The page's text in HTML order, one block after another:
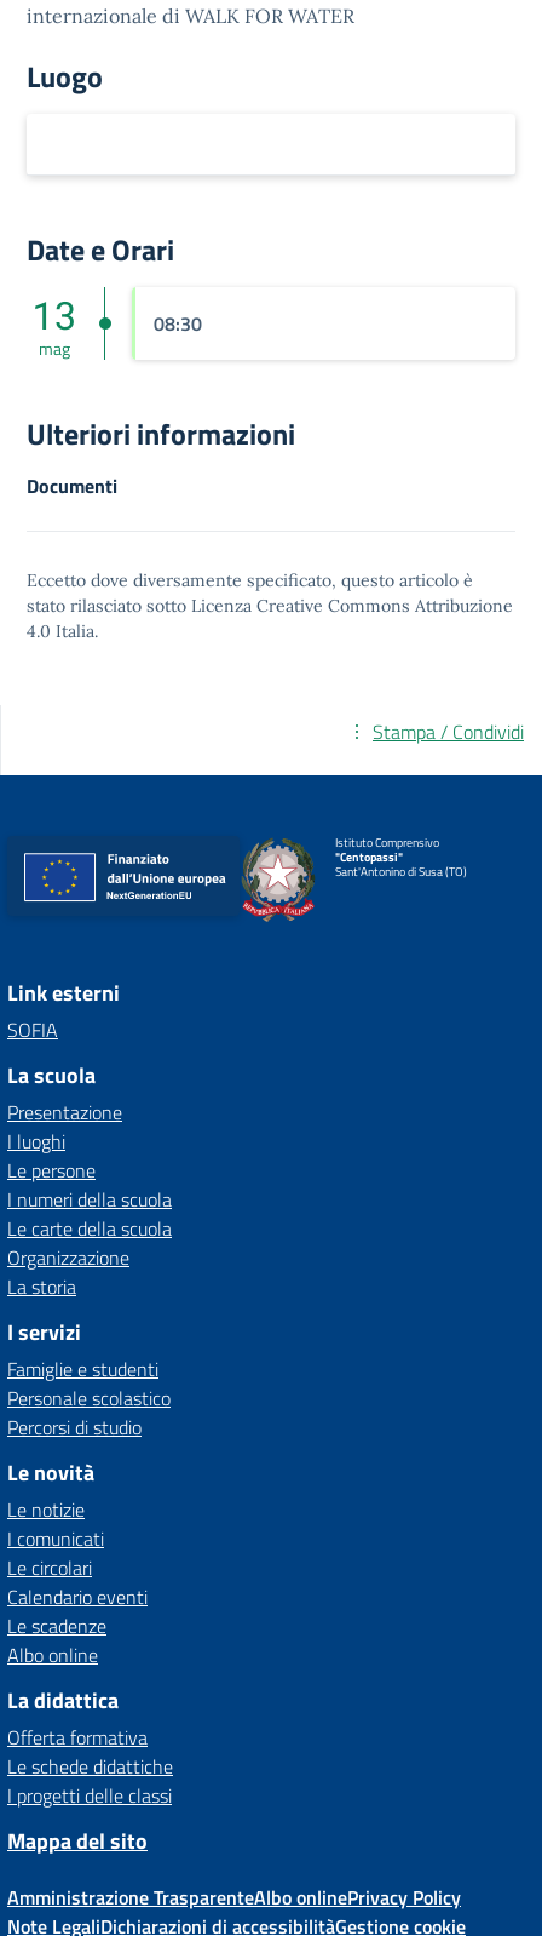
internazionale di WALK FOR WATER
Luogo
Date e Orari
13
mag
08:30
Ulteriori informazioni
Documenti
Eccetto dove diversamente specificato, questo articolo è
stato rilasciato sotto Licenza Creative Commons Attribuzione
4.0 Italia.
Stampa / Condividi
Istituto Comprensivo
"Centopassi"
Sant'Antonino di Susa (TO)
Link esterni
SOFIA
La scuola
Presentazione
I luoghi
Le persone
I numeri della scuola
Le carte della scuola
Organizzazione
La storia
I servizi
Famiglie e studenti
Personale scolastico
Percorsi di studio
Le novità
Le notizie
I comunicati
Le circolari
Calendario eventi
Le scadenze
Albo online
La didattica
Offerta formativa
Le schede didattiche
I progetti delle classi
Mappa del sito
Amministrazione TrasparenteAlbo onlinePrivacy Policy
Note LegaliDichiarazioni di accessibilitàGestione cookie